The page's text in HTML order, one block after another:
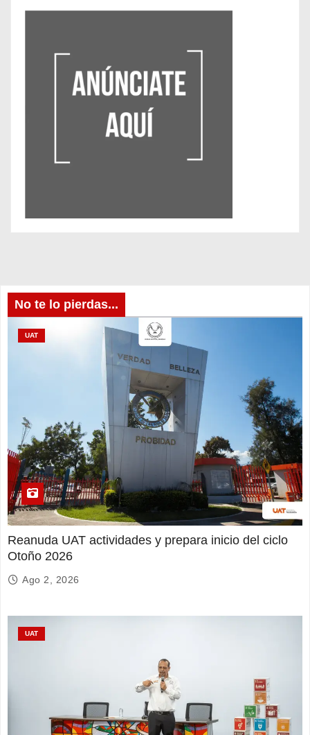
No te lo pierdas...
UAT
Reanuda UAT actividades y prepara inicio del ciclo
Otoño 2026
Ago 2, 2026
UAT